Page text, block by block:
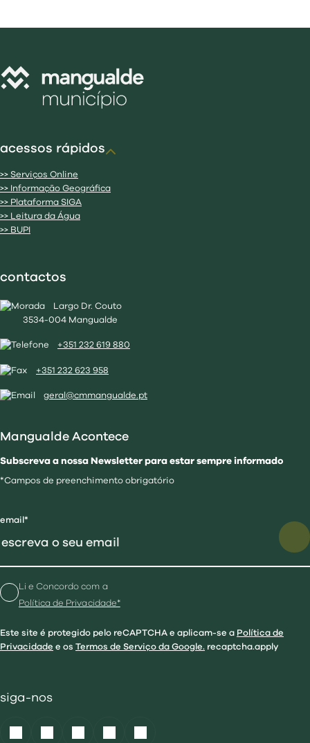
acessos rápidos
>> Serviços Online
>> Informação Geográfica
>> Plataforma SIGA
>> Leitura da Água
>> BUPI
contactos
Largo Dr. Couto
3534-004 Mangualde
+351 232 619 880
+351 232 623 958
geral@cmmangualde.pt
Mangualde Acontece
Subscreva a nossa Newsletter para estar sempre informado
*Campos de preenchimento obrigatório
email*
Li e Concordo com a
Política de Privacidade*
Este site é protegido pelo reCAPTCHA e aplicam-se a Política de
Privacidade e os Termos de Serviço da Google. recaptcha.apply
siga-nos